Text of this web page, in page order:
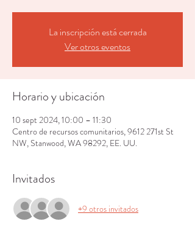
La inscripción está cerrada
Ver otros eventos
Horario y ubicación
10 sept 2024, 10:00 – 11:30
Centro de recursos comunitarios, 9612 271st St
NW, Stanwood, WA 98292, EE. UU.
Invitados
+9 otros invitados